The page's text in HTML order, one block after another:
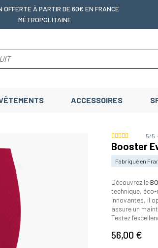
OFFERTE À PARTIR DE 60€ EN FRANCE
MÉTROPOLITAINE
ACCESSOIRES
5/5
Booster
Fabriqué en
Découvrez le
technique,
innovantes, il
assure un
Testez
56,00 €